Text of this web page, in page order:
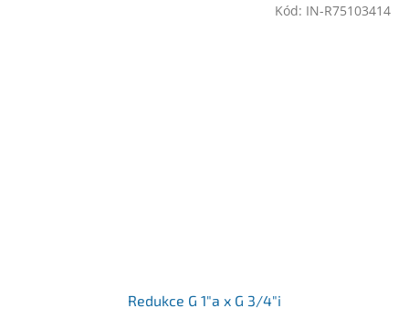
Redukce G 1"a x G 3/4"i
Kód: IN-R75103414